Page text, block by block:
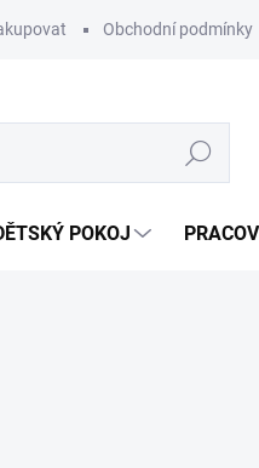
Obchodní podmínky
Hledat
POKOJ